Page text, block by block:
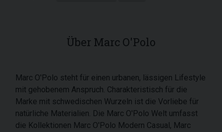
Über Marc O'Polo
Marc O'Polo steht für einen urbanen, lässigen Lifestyle
mit gehobenem Anspruch. Charakteristisch für die
Marke mit schwedischen Wurzeln ist die Vorliebe für
natürliche Materialien. Die Marc O'Polo Welt umfasst
die Kollektionen Marc O'Polo Modern Casual, Marc